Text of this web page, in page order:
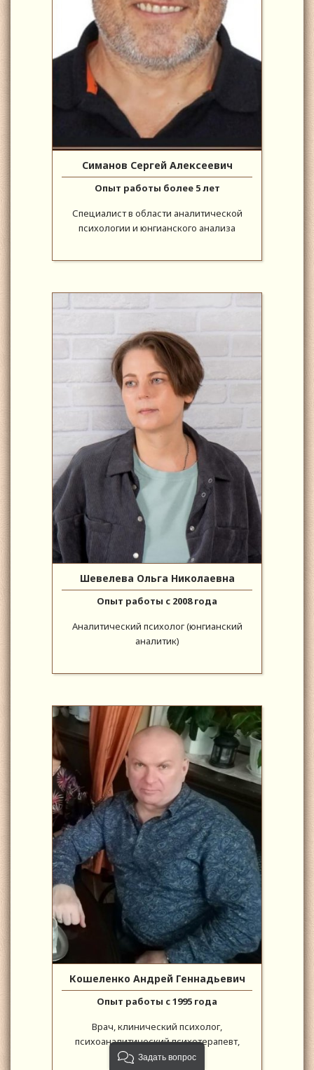
Симанов Сергей Алексеевич
Опыт работы более 5 лет
Специалист в области аналитической
психологии и юнгианского анализа
Шевелева Ольга Николаевна
Опыт работы с 2008 года
Аналитический психолог (юнгианский
аналитик)
Кошеленко Андрей Геннадьевич
Опыт работы с 1995 года
Врач, клинический психолог,
психоаналитический психотерапевт,
психоаналитик
Задать вопрос